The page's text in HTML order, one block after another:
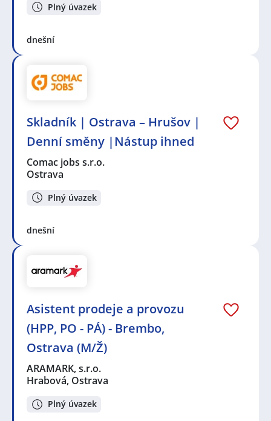
Plný úvazek
dnešní
Skladník | Ostrava – Hrušov |
Denní směny |Nástup ihned
Comac jobs s.r.o.
Ostrava
Plný úvazek
dnešní
Asistent prodeje a provozu
(HPP, PO - PÁ) - Brembo,
Ostrava (M/Ž)
ARAMARK, s.r.o.
Hrabová, Ostrava
Plný úvazek